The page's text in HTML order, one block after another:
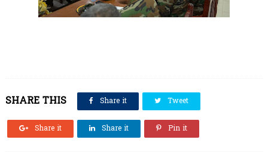
SHARE THIS Share it Tweet
Share it Share it Pin it